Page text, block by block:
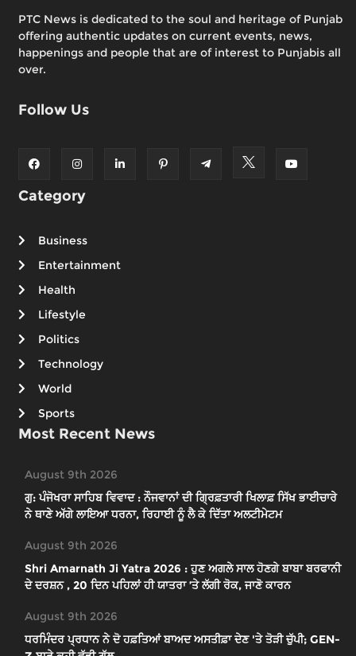
PTC News is dedicated to the soul and heritage of Punjab
offering authentic updates on current events, news,
happenings and people that are of interest to Punjabis all
over.
Follow Us
Category
Business
Entertainment
Health
Lifestyle
Politics
Technology
World
Sports
Most Recent News
August 9th 2026
ਗੁ: ਪੰਜੋਖਰਾ ਸਾਹਿਬ ਵਿਵਾਦ : ਨੌਜਵਾਨਾਂ ਦੀ ਗ੍ਰਿਫ਼ਤਾਰੀ ਖਿਲਾਫ਼ ਸਿੱਖ ਭਾਈਚਾਰੇ
ਨੇ ਥਾਣੇ ਅੱਗੇ ਲਾਇਆ ਧਰਨਾ, ਰਿਹਾਈ ਨੂੰ ਲੈ ਕੇ ਦਿੱਤਾ ਅਲਟੀਮੇਟਮ
August 9th 2026
Shri Amarnath Ji Yatra 2026 : ਹੁਣ ਅਗਲੇ ਸਾਲ ਹੋਣਗੇ ਬਾਬਾ ਬਰਫਾਨੀ
ਦੇ ਦਰਸ਼ਨ , 20 ਦਿਨ ਪਹਿਲਾਂ ਹੀ ਯਾਤਰਾ ’ਤੇ ਲੱਗੀ ਰੋਕ, ਜਾਣੋ ਕਾਰਨ
August 9th 2026
ਧਰਮਿੰਦਰ ਪ੍ਰਧਾਨ ਨੇ ਦੋ ਹਫ਼ਤਿਆਂ ਬਾਅਦ ਅਸਤੀਫ਼ਾ ਦੇਣ 'ਤੇ ਤੋੜੀ ਚੁੱਪੀ; GEN-